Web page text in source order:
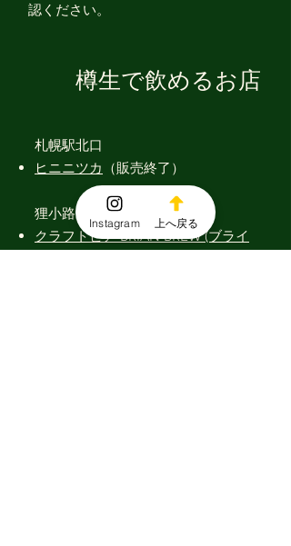
認ください。
​樽生で飲めるお店
札幌駅北口
ヒニニツカ （販売終了）
狸小路
クラフトビア BRIAN BREW (ブライ
Instagram 上へ戻る